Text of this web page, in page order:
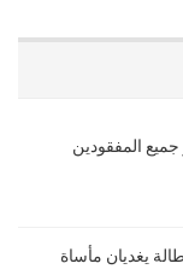
المفقودين
يغديان مأساة